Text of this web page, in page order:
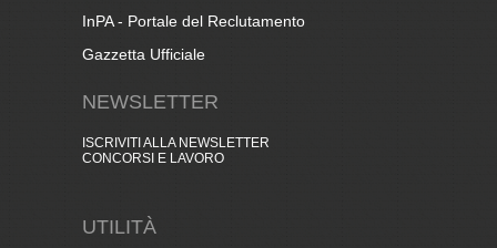
InPA - Portale del Reclutamento
Gazzetta Ufficiale
NEWSLETTER
ISCRIVITI ALLA NEWSLETTER
CONCORSI E LAVORO
UTILITÀ